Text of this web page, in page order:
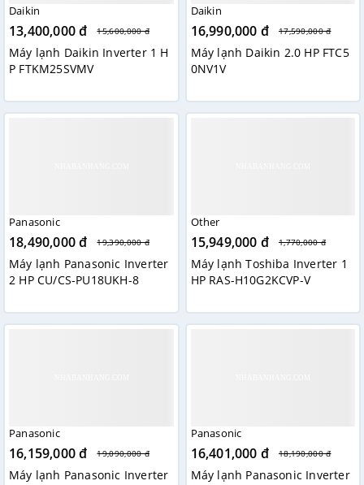
Daikin
13,400,000 đ 15,600,000 đ
Máy lạnh Daikin Inverter 1 H
P FTKM25SVMV
Daikin
16,990,000 đ 17,590,000 đ
Máy lạnh Daikin 2.0 HP FTC5
0NV1V
Panasonic
18,490,000 đ 19,390,000 đ
Máy lạnh Panasonic Inverter
2 HP CU/CS-PU18UKH-8
Other
15,949,000 đ 1,770,000 đ
Máy lạnh Toshiba Inverter 1
HP RAS-H10G2KCVP-V
Panasonic
16,159,000 đ 19,090,000 đ
Máy lạnh Panasonic Inverter
Panasonic
16,401,000 đ 18,190,000 đ
Máy lạnh Panasonic Inverter